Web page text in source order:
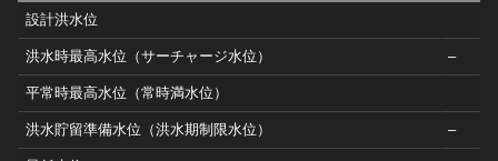
設計洪水位
洪水時最高水位（サーチャージ水位） –
平常時最高水位（常時満水位）
洪水貯留準備水位（洪水期制限水位） –